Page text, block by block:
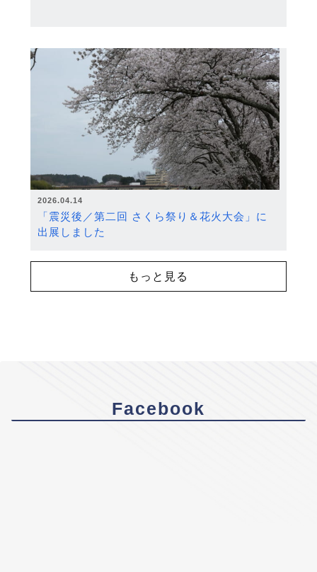
2026.04.14
「震災後／第二回 さくら祭り＆花火大会」に
出展しました
もっと見る
Facebook